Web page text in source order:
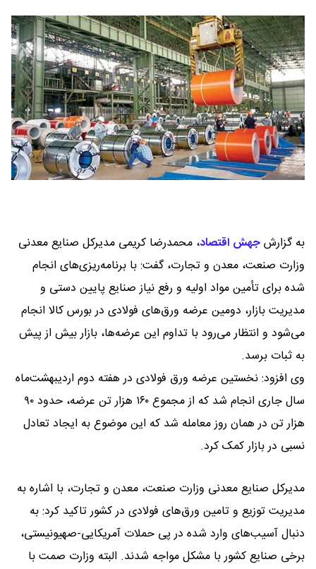
به گزارشجهش اقتصاد، محمدرضا کریمی مدیرکل صنایع معدنی
وزارت صنعت، معدن و تجارت، گفت: با برنامه‌ریزی‌های انجام
شده برای تأمین مواد اولیه و رفع نیاز صنایع پایین دستی ‌و
مدیریت بازار، دومین عرضه ورق‌های فولادی در بورس کالا انجام
می‌شود و انتظار می‌رود با تداوم این عرضه‌ها، بازار بیش از پیش
به ثبات برسد.
وی افزود: نخستین عرضه ورق فولادی در هفته دوم اردیبهشت‌ماه
سال جاری انجام شد که از مجموع ۱۶۰ هزار تن عرضه، حدود ۹۰
هزار تن در همان روز معامله شد که این موضوع به ایجاد تعادل
نسبی در بازار کمک کرد.
مدیرکل صنایع معدنی وزارت صنعت، معدن و تجارت، با اشاره به
مدیریت توزیع و تامین ورق‌های فولادی در کشور تاکید کرد: به
دنبال آسیب‌های وارد شده در پی حملات آمریکایی-صهیونیستی،
برخی صنایع کشور با مشکل مواجه شدند. البته وزارت صمت با